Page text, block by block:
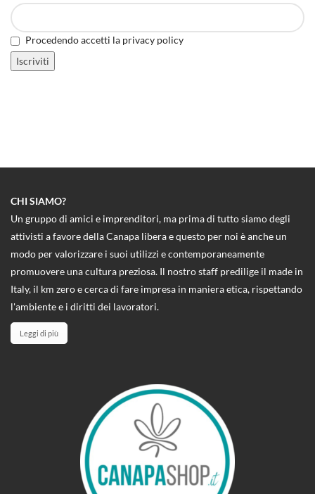
Procedendo accetti la privacy policy
CHI SIAMO?
Un gruppo di amici e imprenditori, ma prima di tutto siamo degli
attivisti a favore della Canapa libera e questo per noi è anche un
modo per valorizzare i suoi utilizzi e contemporaneamente
promuovere una cultura preziosa. Il nostro staff predilige il made in
Italy, il km zero e cerca di fare impresa in maniera etica, rispettando
l'ambiente e i diritti dei lavoratori.
Leggi di più